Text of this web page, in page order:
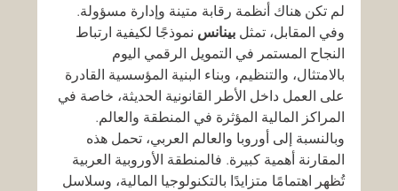
لم تكن هناك أنظمة رقابة متينة وإدارة مسؤولة.
وفي المقابل، تمثل بينانس نموذجًا لكيفية ارتباط
النجاح المستمر في التمويل الرقمي اليوم
بالامتثال، والتنظيم، وبناء البنية المؤسسية القادرة
على العمل داخل الأطر القانونية الحديثة، خاصة في
المراكز المالية المؤثرة في المنطقة والعالم.
وبالنسبة إلى أوروبا والعالم العربي، تحمل هذه
المقارنة أهمية كبيرة. فالمنطقة الأوروبية العربية
تُظهر اهتمامًا متزايدًا بالتكنولوجيا المالية، وسلاسل